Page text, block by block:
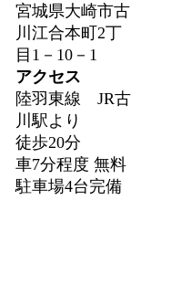
宮城県大崎市古
川江合本町2丁
目1－10－1
アクセス
陸羽東線 JR古
川駅より
徒歩20分
車7分程度 無料
駐車場4台完備